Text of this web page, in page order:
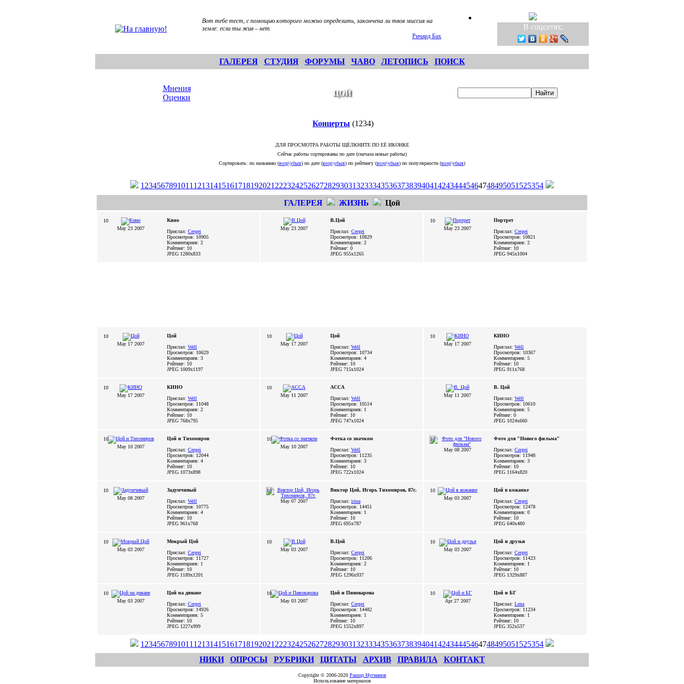
Вот тебе тест, с помощью которого можно определить, закончена ли твоя миссия на
земле: если ты жив – нет.
Ричард Бах
В соцсетях:
ГАЛЕРЕЯ СТУДИЯ ФОРУМЫ ЧАВО ЛЕТОПИСЬ ПОИСК
Мнения
Оценки
ЦОЙ
Концерты (1234)
ДЛЯ ПРОСМОТРА РАБОТЫ ЩЁЛКНИТЕ ПО ЕЁ ИКОНКЕ
Сейчас работы сортированы по дате (сначала новые работы)
Сортировать: по названию (возр\убыв) по дате (возр\убыв) по рейтингу (возр\убыв) по популярности (возр\убыв)
1 234567891011 12131415161718192021 222324252627282930313233343536373839404142434445464748495051 525354
ГАЛЕРЕЯ
ЖИЗНЬ Цой
10
May 23 2007
Кино
Прислал: Cergei
Просмотров: 10905
Комментариев: 2
Рейтинг: 10
JPEG 1280x833
May 23 2007
В.Цой
Прислал: Cergei
Просмотров: 10829
Комментариев: 2
Рейтинг: 0
JPEG 955x1265
10
May 23 2007
Портрет
Прислал: Cergei
Просмотров: 10821
Комментариев: 2
Рейтинг: 10
JPEG 945x1004
10
May 17 2007
Цой
Прислал: Well
Просмотров: 10629
Комментариев: 3
Рейтинг: 10
JPEG 1009x1197
10
May 17 2007
Цой
Прислал: Well
Просмотров: 10734
Комментариев: 4
Рейтинг: 10
JPEG 715x1024
10
May 17 2007
КИНО
Прислал: Well
Просмотров: 10367
Комментариев: 5
Рейтинг: 10
JPEG 911x768
10
May 17 2007
КИНО
Прислал: Well
Просмотров: 11048
Комментариев: 2
Рейтинг: 10
JPEG 768x795
10
May 11 2007
АССА
Прислал: Well
Просмотров: 10514
Комментариев: 1
Рейтинг: 10
JPEG 747x1024
May 11 2007
В. Цой
Прислал: Well
Просмотров: 10610
Комментариев: 5
Рейтинг: 0
JPEG 1024x660
10
May 10 2007
Цой и Тихомиров
Прислал: Cergei
Просмотров: 12044
Комментариев: 4
Рейтинг: 10
JPEG 1073x898
10
May 10 2007
Фотка со значком
Прислал: Well
Просмотров: 11235
Комментариев: 3
Рейтинг: 10
JPEG 722x1024
10
May 08 2007
Фото для "Нового фильма"
Прислал: Cergei
Просмотров: 11948
Комментариев: 3
Рейтинг: 10
JPEG 1164x820
10
May 08 2007
Задумчивый
Прислал: Well
Просмотров: 10775
Комментариев: 4
Рейтинг: 10
JPEG 961x768
10
May 07 2007
Виктор Цой, Игорь Тихомиров, 87г.
Прислал: irina
Просмотров: 14451
Комментариев: 1
Рейтинг: 10
JPEG 695x787
10
May 03 2007
Цой в кожанке
Прислал: Cergei
Просмотров: 12478
Комментариев: 0
Рейтинг: 10
JPEG 640x480
10
May 03 2007
Мокрый Цой
Прислал: Cergei
Просмотров: 11727
Комментариев: 1
Рейтинг: 10
JPEG 1189x1201
10
May 03 2007
В.Цой
Прислал: Cergei
Просмотров: 11206
Комментариев: 2
Рейтинг: 10
JPEG 1296x937
10
May 03 2007
Цой и друзья
Прислал: Cergei
Просмотров: 11423
Комментариев: 1
Рейтинг: 10
JPEG 1329x887
10
May 03 2007
Цой на диване
Прислал: Cergei
Просмотров: 14926
Комментариев: 5
Рейтинг: 10
JPEG 1227x999
10
May 03 2007
Цой и Пивоварова
Прислал: Cergei
Просмотров: 14482
Комментариев: 1
Рейтинг: 10
JPEG 1552x897
10
Apr 27 2007
Цой и БГ
Прислал: Lena
Просмотров: 11234
Комментариев: 1
Рейтинг: 10
JPEG 352x537
1 234567891011 12131415161718192021 222324252627282930313233343536373839404142434445464748495051 525354
НИКИ
ОПРОСЫ РУБРИКИ ЦИТАТЫ АРХИВ ПРАВИЛА КОНТАКТ
Copyright © 2006-2020 Рашид Нугманов
Использование материалов